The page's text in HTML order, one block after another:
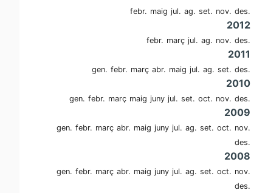
febr. maig jul. ag. set. nov. des.
2012
febr. març jul. ag. nov. des.
2011
gen. febr. març abr. maig jul. ag. set. des.
2010
gen. febr. març maig juny jul. set. oct. nov. des.
2009
gen. febr. març abr. maig juny jul. ag. set. oct. nov.
des.
2008
gen. febr. març abr. maig juny jul. ag. set. oct. nov.
des.